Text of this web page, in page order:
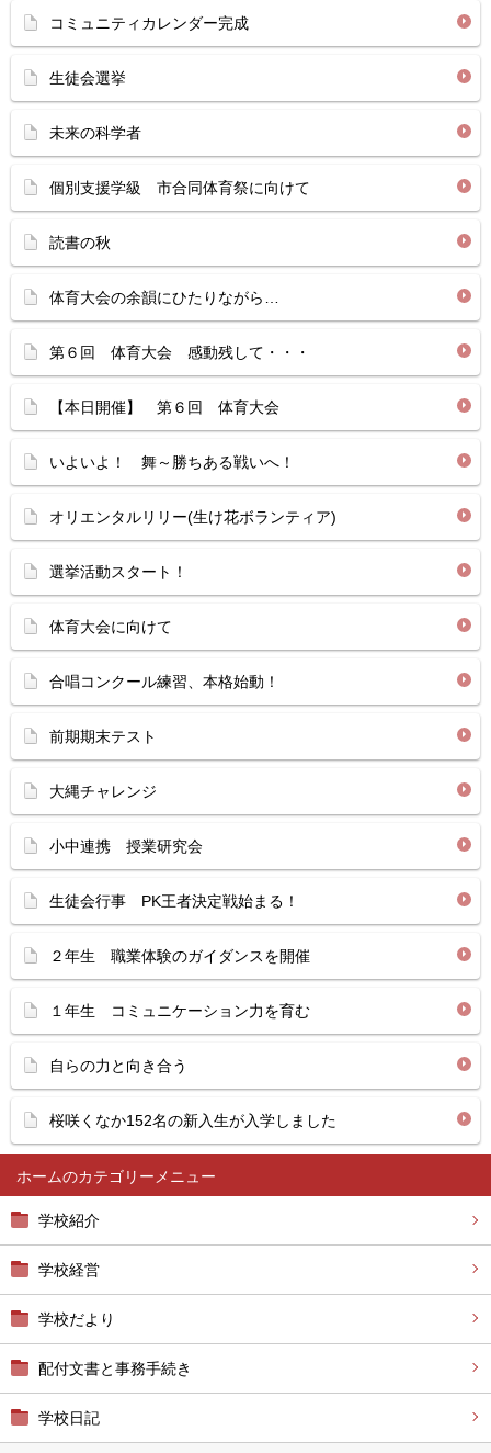
ホーム
学校紹介
学校経営
学校だより
配付文書と事務手続き
学校日記
コミュニティカレンダー完成
生徒会選挙
未来の科学者
個別支援学級 市合同体育祭に向けて
読書の秋
体育大会の余韻にひたりながら…
第６回 体育大会 感動残して・・・
【本日開催】 第６回 体育大会
いよいよ！ 舞～勝ちある戦いへ！
オリエンタルリリー(生け花ボランティア)
選挙活動スタート！
体育大会に向けて
合唱コンクール練習、本格始動！
前期期末テスト
大縄チャレンジ
小中連携 授業研究会
生徒会行事 PK王者決定戦始まる！
２年生 職業体験のガイダンスを開催
１年生 コミュニケーション力を育む
自らの力と向き合う
桜咲くなか152名の新入生が入学しました